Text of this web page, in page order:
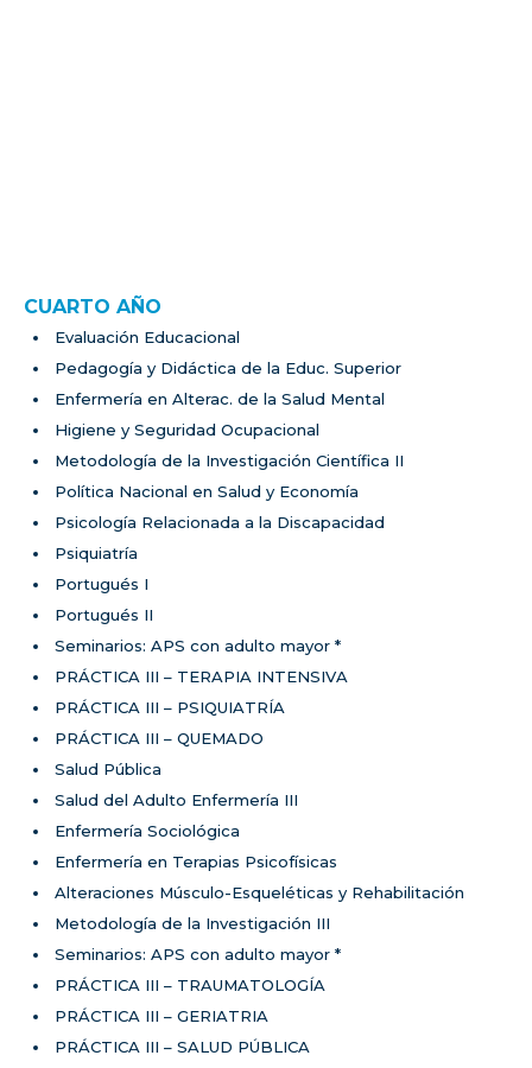
CUARTO AÑO
Evaluación Educacional
Pedagogía y Didáctica de la Educ. Superior
Enfermería en Alterac. de la Salud Mental
Higiene y Seguridad Ocupacional
Metodología de la Investigación Científica II
Política Nacional en Salud y Economía
Psicología Relacionada a la Discapacidad
Psiquiatría
Portugués I
Portugués II
Seminarios: APS con adulto mayor *
PRÁCTICA III – TERAPIA INTENSIVA
PRÁCTICA III – PSIQUIATRÍA
PRÁCTICA III – QUEMADO
Salud Pública
Salud del Adulto Enfermería III
Enfermería Sociológica
Enfermería en Terapias Psicofísicas
Alteraciones Músculo-Esqueléticas y Rehabilitación
Metodología de la Investigación III
Seminarios: APS con adulto mayor *
PRÁCTICA III – TRAUMATOLOGÍA
PRÁCTICA III – GERIATRIA
PRÁCTICA III – SALUD PÚBLICA